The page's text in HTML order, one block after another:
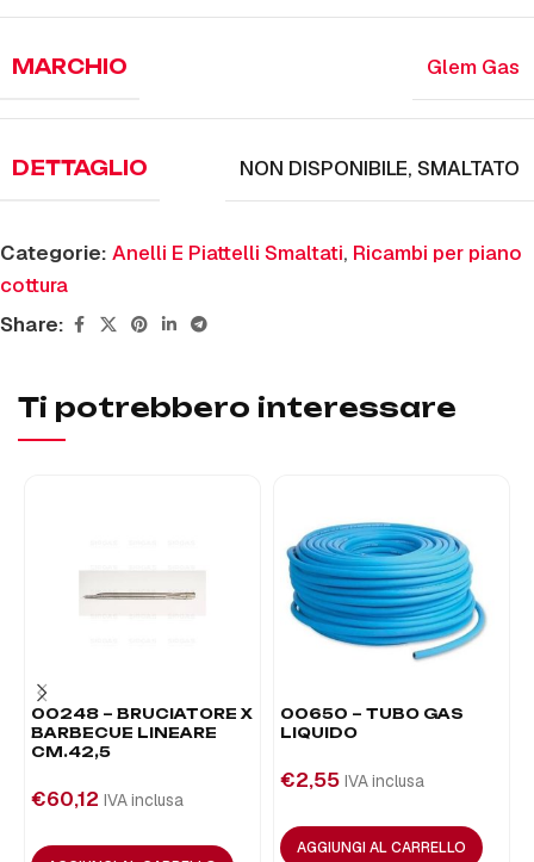
MARCHIO Glem Gas
DETTAGLIO NON DISPONIBILE, SMALTATO
Categorie: Anelli E Piattelli Smaltati, Ricambi per piano
cottura
Share:
Ti potrebbero interessare
00248 – BRUCIATORE X
BARBECUE LINEARE
CM.42,5
€60,12 IVA inclusa
00650 – TUBO GAS
LIQUIDO
€2,55 IVA inclusa
AGGIUNGI AL CARRELLO